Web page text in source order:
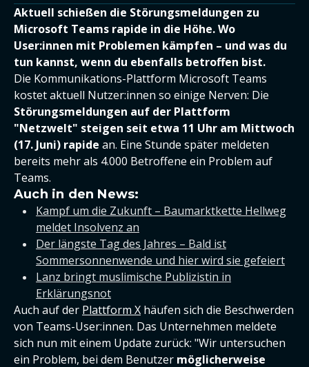
Aktuell schießen die Störungsmeldungen zu
Microsoft Teams rapide in die Höhe. Wo
User:innen mit Problemen kämpfen – und was du
tun kannst, wenn du ebenfalls betroffen bist.
Die Kommunikations-Plattform Microsoft Teams
kostet aktuell Nutzer:innen so einige Nerven: Die
Störungsmeldungen auf der Plattform
"Netzwelt" steigen seit etwa 11 Uhr am Mittwoch
(17. Juni) rapide an. Eine Stunde später meldeten
bereits mehr als 4.000 Betroffene ein Problem auf
Teams.
Auch in den News:
Kampf um die Zukunft – Baumarktkette Hellweg
meldet Insolvenz an
Der längste Tag des Jahres – Bald ist
Sommersonnenwende und hier wird sie gefeiert
Lanz bringt muslimische Publizistin in
Erklärungsnot
Auch auf der Plattform X häufen sich die Beschwerden
von Teams-User:innen. Das Unternehmen meldete
sich nun mit einem Update zurück: "Wir untersuchen
ein Problem, bei dem Benutzer möglicherweise